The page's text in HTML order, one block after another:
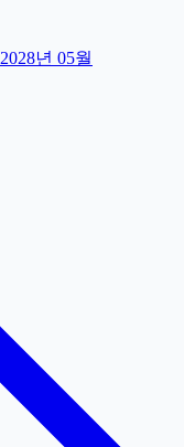
2028년 05월